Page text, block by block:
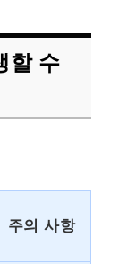
할 수
주의 사항